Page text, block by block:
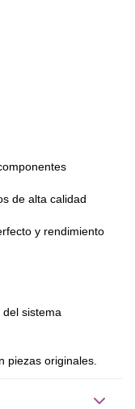
de alta calidad
y rendimiento
sistema
piezas originales.